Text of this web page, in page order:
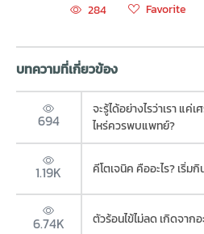
284 Favorite
บทความที่เกี่ยวข้อง
694
จะรู้ได้อย่างไรว่าเรา แค่
ไหร่ควรพบแพทย์?
1.19K คีโตเจนิค คืออะไร? เริ่ม
6.74K ตัวร้อนไข้ไม่ลด เกิดจาก